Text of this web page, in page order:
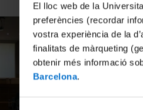
El lloc web de la
preferències (recordar
vostra experiència de la
finalitats de màrqueting
obtenir més informació
Barcelona.